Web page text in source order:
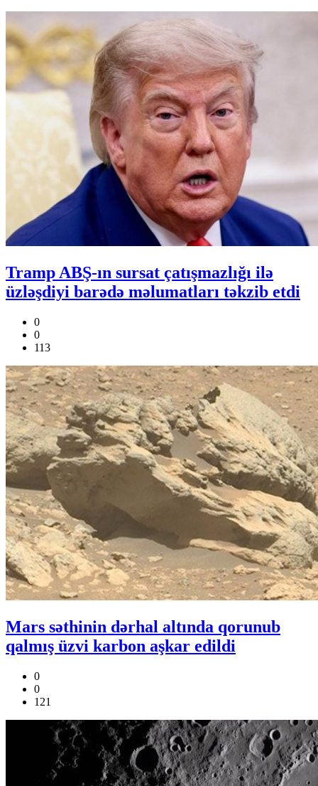
Tramp ABŞ-ın sursat çatışmazlığı ilə
üzləşdiyi barədə məlumatları təkzib etdi
0
0
113
Mars səthinin dərhal altında qorunub
qalmış üzvi karbon aşkar edildi
0
0
121